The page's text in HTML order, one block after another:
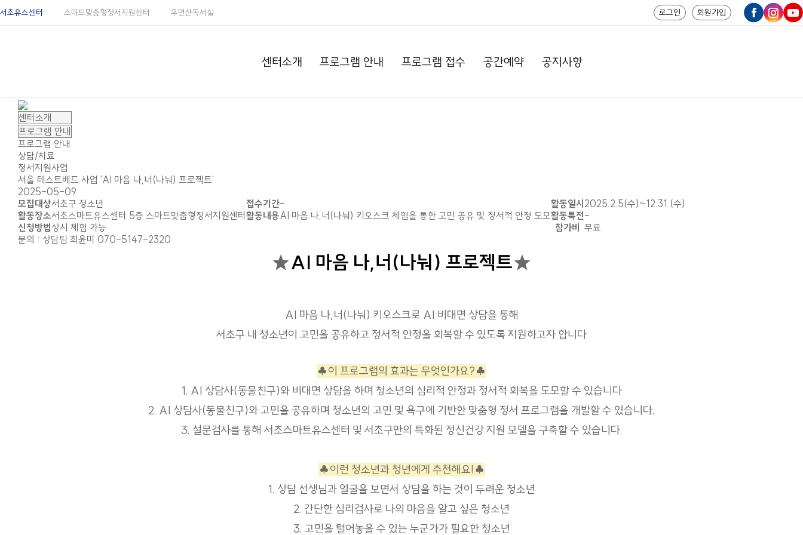
서초유스센터 스마트맞춤형정서지원센터 우면산독서실 로그인 회원가입
센터소개 프로그램 안내 프로그램 접수 공간예약 공지사항
프로그램 안내
상담/치료
정서지원사업
서울 테스트베드 사업 'AI 마음 나,너(나눠) 프로젝트'
2025-05-09
모집대상서초구 청소년 접수기간- 활동일시2025.2.5(수)~12.31.(수)
활동장소서초스마트유스센터 5층 스마트맞춤형정서지원센터활동내용AI 마음 나,너(나눠) 키오스크 체험을 통한 고민 공유 및 정서적 안정 도모활동특전-
신청방법상시 체험 가능 참가비 무료
문의 : 상담팀 최윤미 070-5147-2320
★AI 마음 나,너(나눠) 프로젝트★
AI 마음 나,너(나눠) 키오스크로 AI 비대면 상담을 통해
서초구 내 청소년이 고민을 공유하고 정서적 안정을 회복할 수 있도록 지원하고자 합니다
♣이 프로그램의 효과는 무엇인가요?♣
1. AI 상담사(동물친구)와 비대면 상담을 하며 청소년의 심리적 안정과 정서적 회복을 도모할 수 있습니다
2. AI 상담사(동물친구)와 고민을 공유하며 청소년의 고민 및 욕구에 기반한 맞춤형 정서 프로그램을 개발할 수 있습니다.
3. 설문검사를 통해 서초스마트유스센터 및 서초구만의 특화된 정신건강 지원 모델을 구축할 수 있습니다.
♣이런 청소년과 청년에게 추천해요!♣
1. 상담 선생님과 얼굴을 보면서 상담을 하는 것이 두려운 청소년
2. 간단한 심리검사로 나의 마음을 알고 싶은 청소년
3. 고민을 털어놓을 수 있는 누군가가 필요한 청소년